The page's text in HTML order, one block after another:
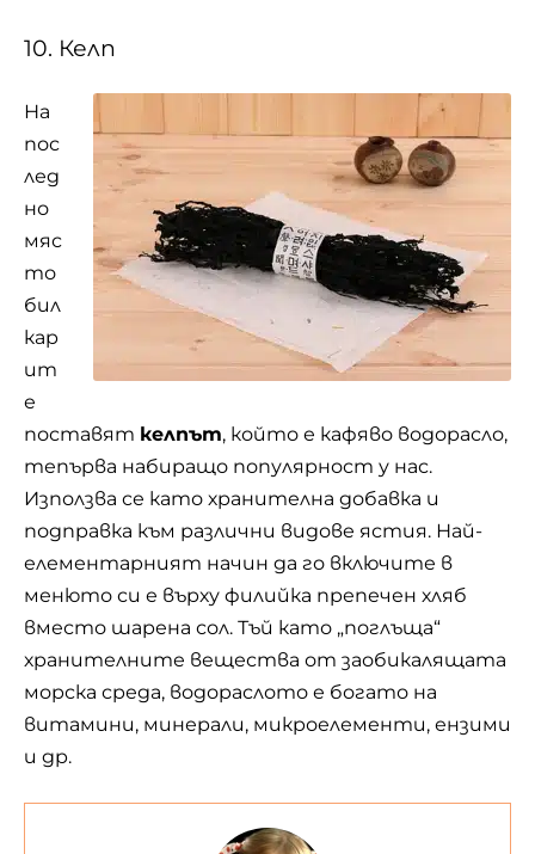
10. Келп
На
пос
лед
но
мяс
то
бил
кар
ит
е
поставят келпът, който е кафяво водорасло,
тепърва набиращо популярност у нас.
Използва се като хранителна добавка и
подправка към различни видове ястия. Най-
елементарният начин да го включите в
менюто си е върху филийка препечен хляб
вместо шарена сол. Тъй като „поглъща“
хранителните вещества от заобикалящата
морска среда, водораслото е богато на
витамини, минерали, микроелементи, ензими
и др.